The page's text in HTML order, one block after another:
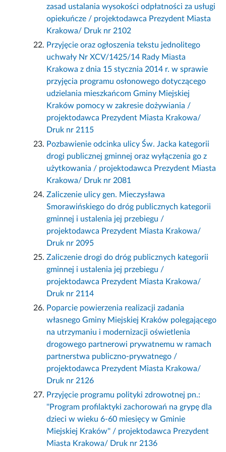
zasad ustalania wysokości odpłatności za usługi
opiekuńcze / projektodawca Prezydent Miasta
Krakowa/ Druk nr 2102
Przyjęcie oraz ogłoszenia tekstu jednolitego
uchwały Nr XCV/1425/14 Rady Miasta
Krakowa z dnia 15 stycznia 2014 r. w sprawie
przyjęcia programu osłonowego dotyczącego
udzielania mieszkańcom Gminy Miejskiej
Kraków pomocy w zakresie dożywiania /
projektodawca Prezydent Miasta Krakowa/
Druk nr 2115
Pozbawienie odcinka ulicy Św. Jacka kategorii
drogi publicznej gminnej oraz wyłączenia go z
użytkowania / projektodawca Prezydent Miasta
Krakowa/ Druk nr 2081
Zaliczenie ulicy gen. Mieczysława
Smorawińskiego do dróg publicznych kategorii
gminnej i ustalenia jej przebiegu /
projektodawca Prezydent Miasta Krakowa/
Druk nr 2095
Zaliczenie drogi do dróg publicznych kategorii
gminnej i ustalenia jej przebiegu /
projektodawca Prezydent Miasta Krakowa/
Druk nr 2114
Poparcie powierzenia realizacji zadania
własnego Gminy Miejskiej Kraków polegającego
na utrzymaniu i modernizacji oświetlenia
drogowego partnerowi prywatnemu w ramach
partnerstwa publiczno-prywatnego /
projektodawca Prezydent Miasta Krakowa/
Druk nr 2126
Przyjęcie programu polityki zdrowotnej pn.:
''Program profilaktyki zachorowań na grypę dla
dzieci w wieku 6-60 miesięcy w Gminie
Miejskiej Kraków'' / projektodawca Prezydent
Miasta Krakowa/ Druk nr 2136